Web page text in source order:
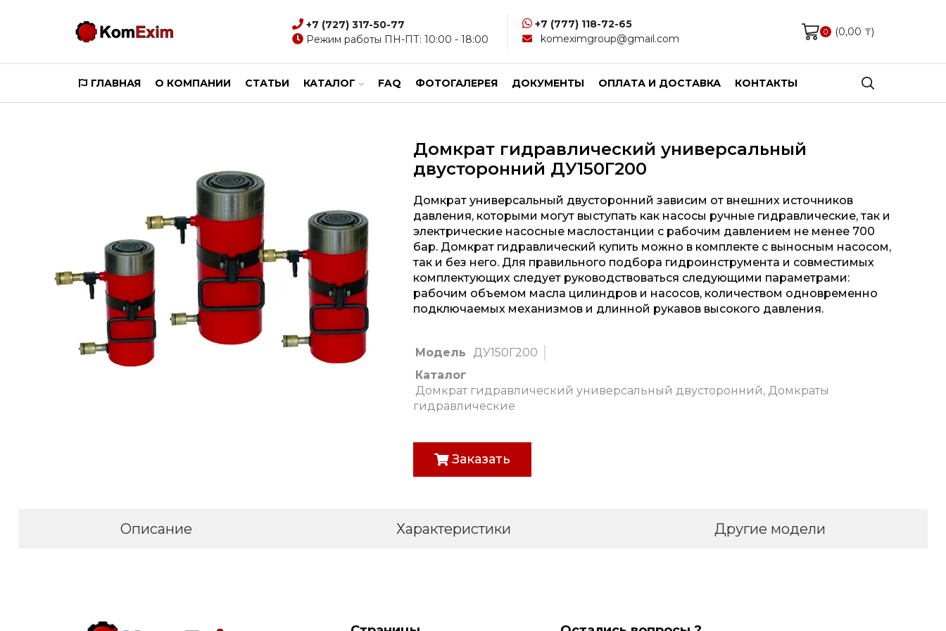
+7 (727) 317-50-77
Режим работы ПН-ПТ: 10:00 - 18:00
+7 (777) 118-72-65
komeximgroup@gmail.com
0 (0,00 ₸)
ГЛАВНАЯ О КОМПАНИИ СТАТЬИ КАТАЛОГ FAQ ФОТОГАЛЕРЕЯ ДОКУМЕНТЫ ОПЛАТА И ДОСТАВКА КОНТАКТЫ
Домкрат гидравлический универсальный
двусторонний ДУ150Г200
Домкрат универсальный двусторонний зависим от внешних источников
давления, которыми могут выступать как насосы ручные гидравлические, так и
электрические насосные маслостанции с рабочим давлением не менее 700
бар. Домкрат гидравлический купить можно в комплекте с выносным насосом,
так и без него. Для правильного подбора гидроинструмента и совместимых
комплектующих следует руководствоваться следующими параметрами:
рабочим объемом масла цилиндров и насосов, количеством одновременно
подключаемых механизмов и длинной рукавов высокого давления.
Модель ДУ150Г200
Каталог
Домкрат гидравлический универсальный двусторонний, Домкраты
гидравлические
Заказать
Описание Характеристики Другие модели